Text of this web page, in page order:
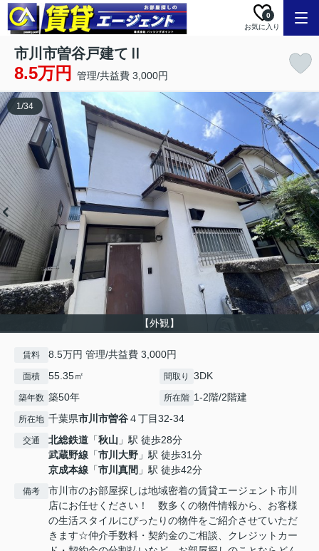
お気に入り
0
市川市曽谷戸建てⅡ
8.5万円 管理/共益費 3,000円
【外観】
1/34
賃料 8.5万円 管理/共益費 3,000円
面積 55.35㎡ 間取り 3DK
築年数 築50年 所在階 1-2階/2階建
所在地 千葉県市川市曽谷４丁目32-34
交通 北総鉄道 「秋山 」駅 徒歩28分
武蔵野線 「市川大野 」駅 徒歩31分
京成本線 「市川真間 」駅 徒歩42分
備考
市川市のお部屋探しは地域密着の賃貸エージェント市川
店にお任せください！ 数多くの物件情報から、お客様
の生活スタイルにぴったりの物件をご紹介させていただ
きます☆仲介手数料・契約金のご相談、クレジットカー